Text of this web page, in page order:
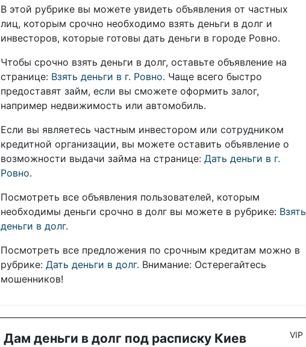
В этой рубрике вы можете увидеть объявления от частных
лиц, которым срочно необходимо взять деньги в долг и
инвесторов, которые готовы дать деньги в городе Ровно.
Чтобы срочно взять деньги в долг, оставьте объявление на
странице: Взять деньги в г. Ровно. Чаще всего быстро
предоставят займ, если вы сможете оформить залог,
например недвижимость или автомобиль.
Если вы являетесь частным инвестором или сотрудником
кредитной организации, вы можете оставить объявление о
возможности выдачи займа на странице: Дать деньги в г.
Ровно.
Посмотреть все объявления пользователей, которым
необходимы деньги срочно в долг вы можете в рубрике: Взять
деньги в долг.
Посмотреть все предложения по срочным кредитам можно в
рубрике: Дать деньги в долг. Внимание: Остерегайтесь
мошенников!
Дам деньги в долг под расписку Киев VIP